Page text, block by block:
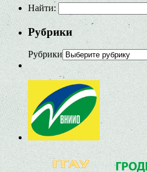
Найти:
Рубрики
Рубрики